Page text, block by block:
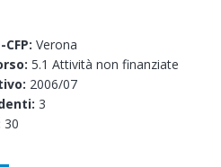
Verona
5.1 Attività non finanziate
2006/07
3
30